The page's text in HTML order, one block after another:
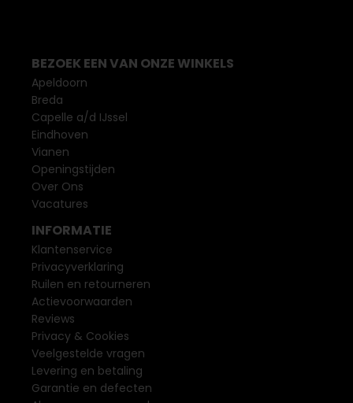
BEZOEK EEN VAN ONZE WINKELS
Apeldoorn
Breda
Capelle a/d IJssel
Eindhoven
Vianen
Openingstijden
Over Ons
Vacatures
INFORMATIE
Klantenservice
Privacyverklaring
Ruilen en retourneren
Actievoorwaarden
Reviews
Privacy & Cookies
Veelgestelde vragen
Levering en betaling
Garantie en defecten